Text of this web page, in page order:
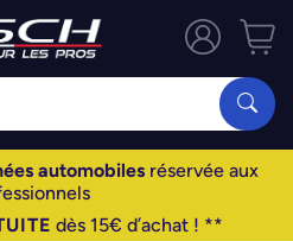
automobiles réservée aux
dès 15€ d’achat ! **